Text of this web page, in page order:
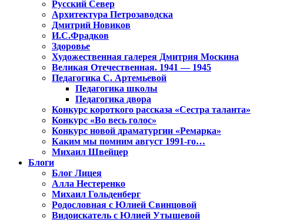
Русский Север
Архитектура Петрозаводска
Дмитрий Новиков
И.С.Фрадков
Здоровье
Художественная галерея Дмитрия Москина
Великая Отечественная. 1941 — 1945
Педагогика С. Артемьевой
Педагогика школы
Педагогика двора
Конкурс короткого рассказа «Сестра таланта»
Конкурс «Во весь голос»
Конкурс новой драматургии «Ремарка»
Каким мы помним август 1991-го…
Михаил Швейцер
Блоги
Блог Лицея
Алла Нестеренко
Михаил Гольденберг
Родословная с Юлией Свинцовой
Видоискатель с Юлией Утышевой